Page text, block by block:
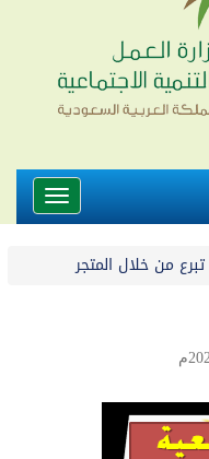
Toggle
تبرع من خلال المتجر